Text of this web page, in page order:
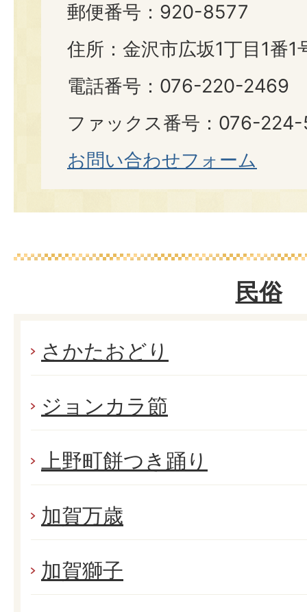
郵便番号：920-8577
住所：金沢市広坂1丁目1番1
電話番号：076-220-2469
ファックス番号：076-
お問い合わせフォーム
民俗
さかたおどり
ジョンカラ節
上野町餅つき踊り
加賀万歳
加賀獅子